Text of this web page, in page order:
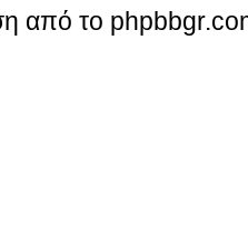
από το